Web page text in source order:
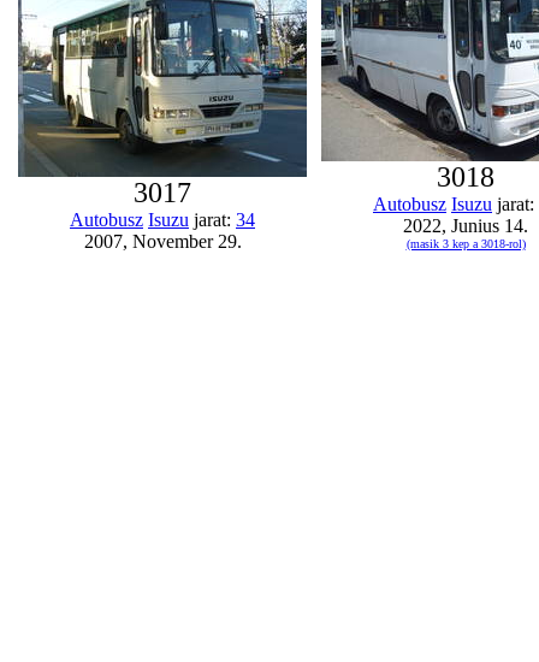
3017
Autobusz Isuzu jarat: 34
2007, November 29.
3018
Autobusz Isuzu jarat:
2022, Junius 14.
(masik 3 kep a 3018-rol)